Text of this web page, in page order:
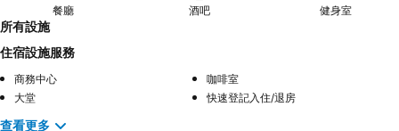
餐廳 酒吧 健身室
所有設施
住宿設施服務
商務中心
咖啡室
大堂
快速登記入住/退房
查看更多